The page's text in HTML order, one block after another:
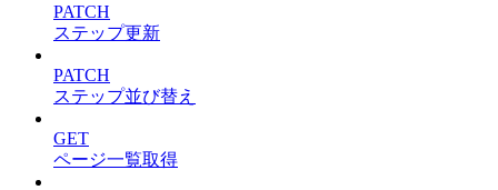
PATCH
ステップ更新
PATCH
ステップ並び替え
GET
ページ一覧取得